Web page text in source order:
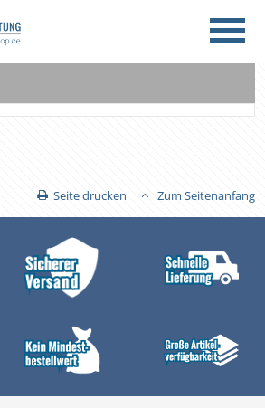
Seite drucken Zum Seitenanfang